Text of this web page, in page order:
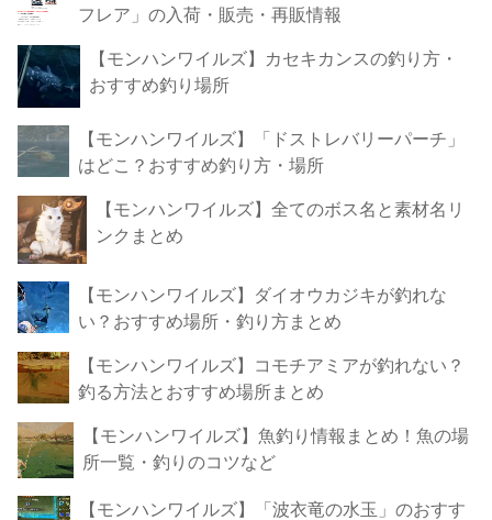
フレア」の入荷・販売・再販情報
【モンハンワイルズ】カセキカンスの釣り方・
おすすめ釣り場所
【モンハンワイルズ】「ドストレバリーパーチ」
はどこ？おすすめ釣り方・場所
【モンハンワイルズ】全てのボス名と素材名リ
ンクまとめ
【モンハンワイルズ】ダイオウカジキが釣れな
い？おすすめ場所・釣り方まとめ
【モンハンワイルズ】コモチアミアが釣れない？
釣る方法とおすすめ場所まとめ
【モンハンワイルズ】魚釣り情報まとめ！魚の場
所一覧・釣りのコツなど
【モンハンワイルズ】「波衣竜の水玉」のおすす